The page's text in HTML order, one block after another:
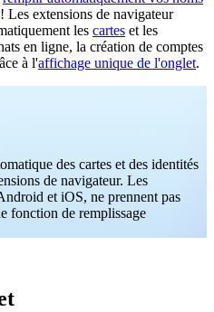
! Les extensions de navigateur
les cartes et les
en ligne, la création de comptes
à l'affichage unique de l'onglet.
des cartes et des identités
de navigateur. Les
et iOS, ne prennent pas
fonction de remplissage